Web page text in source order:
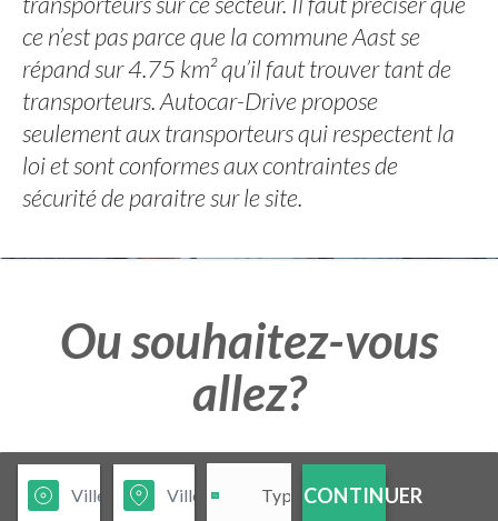
ce n’est pas parce que la commune Aast se
répand sur 4.75 km² qu’il faut trouver tant de
transporteurs. Autocar-Drive propose
seulement aux transporteurs qui respectent la
loi et sont conformes aux contraintes de
sécurité de paraitre sur le site.
Ou souhaitez-vous
allez?
CONTINUER